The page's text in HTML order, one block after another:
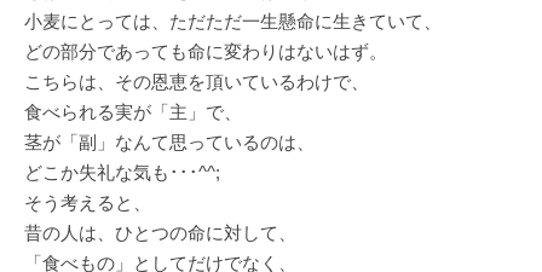
小麦にとっては、ただただ一生懸命に生きていて、
どの部分であっても命に変わりはないはず。
こちらは、その恩恵を頂いているわけで、
食べられる実が「主」で、
茎が「副」なんて思っているのは、
どこか失礼な気も･･･^^;
そう考えると、
昔の人は、ひとつの命に対して、
「食べもの」としてだけでなく、